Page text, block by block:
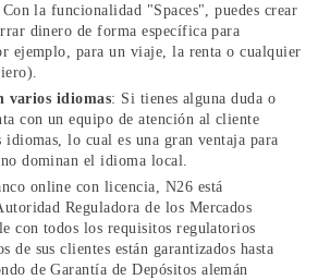
Con la funcionalidad "Spaces", puedes crear
dinero de forma específica para
ejemplo, para un viaje, la renta o cualquier
varios idiomas: Si tienes alguna duda o
con un equipo de atención al cliente
lo cual es una gran ventaja para
dominan el idioma local.
online con licencia, N26 está
Reguladora de los Mercados
con todos los requisitos regulatorios
de sus clientes están garantizados hasta
de Garantía de Depósitos alemán